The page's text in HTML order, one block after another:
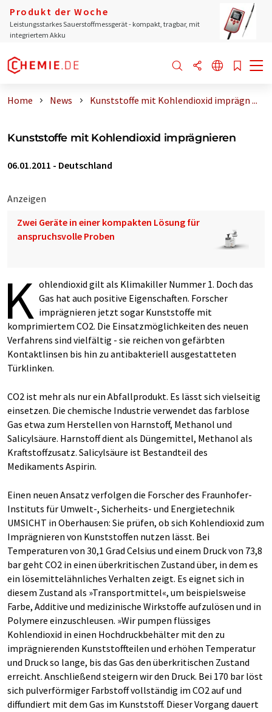
Produkt der Woche
Leistungsstarkes Sauerstoffmessgerät - kompakt, tragbar, mit
integriertem Akku
Home News Kunststoffe mit Kohlendioxid imprägn ...
Kunststoffe mit Kohlendioxid imprägnieren
06.01.2011 - Deutschland
Anzeigen
Zwei Geräte in einer kompakten Lösung für
anspruchsvolle Proben
K ohlendioxid gilt als Klimakiller Nummer 1. Doch das
Gas hat auch positive Eigenschaften. Forscher
imprägnieren jetzt sogar Kunststoffe mit
komprimiertem CO2. Die Einsatzmöglichkeiten des neuen
Verfahrens sind vielfältig ­- sie reichen von gefärbten
Kontaktlinsen bis hin zu antibakteriell ausgestatteten
Türklinken.
CO2 ist mehr als nur ein Abfallprodukt. Es lässt sich vielseitig
einsetzen. Die chemische Industrie verwendet das farblose
Gas etwa zum Herstellen von Harnstoff, Methanol und
Salicylsäure. Harnstoff dient als Düngemittel, Methanol als
Kraftstoffzusatz. Salicylsäure ist Bestandteil des
Medikaments Aspirin.
Einen neuen Ansatz verfolgen die Forscher des Fraunhofer-
Instituts für Umwelt-, Sicherheits- und Energietechnik
UMSICHT in Oberhausen: Sie prüfen, ob sich Kohlendioxid zum
Imprägnieren von Kunststoffen nutzen lässt. Bei
Temperaturen von 30,1 Grad Celsius und einem Druck von 73,8
bar geht CO2 in einen überkritischen Zustand über, in dem es
ein lösemittelähnliches Verhalten zeigt. Es eignet sich in
diesem Zustand als »Transportmittel«, um beispielsweise
Farbe, Additive und medizinische Wirkstoffe aufzulösen und in
Polymere einzuschleusen. »Wir pumpen flüssiges
Kohlendioxid in einen Hochdruckbehälter mit den zu
imprägnierenden Kunststoffteilen und erhöhen Temperatur
und Druck so lange, bis das Gas den überkritischen Zustand
erreicht. Anschließend steigern wir den Druck. Bei 170 bar löst
sich pulverförmiger Farbstoff vollständig im CO2 auf und
diffundiert mit dem Gas im Kunststoff. Dieser Vorgang dauert